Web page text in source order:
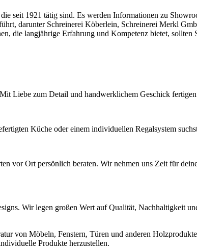
seit 1921 tätig sind. Es werden Informationen zu
darunter Schreinerei Köberlein, Schreinerei Merkl
die langjährige Erfahrung und Kompetenz bietet, sollten
Liebe zum Detail und handwerklichem Geschick
Küche oder einem individuellen Regalsystem
vor Ort persönlich beraten. Wir nehmen uns Zeit für
Wir legen großen Wert auf Qualität, Nachhaltigkeit
von Möbeln, Fenstern, Türen und anderen
Produkte herzustellen.